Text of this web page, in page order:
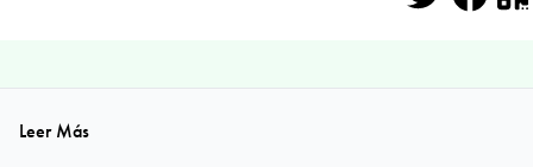
Leer Más